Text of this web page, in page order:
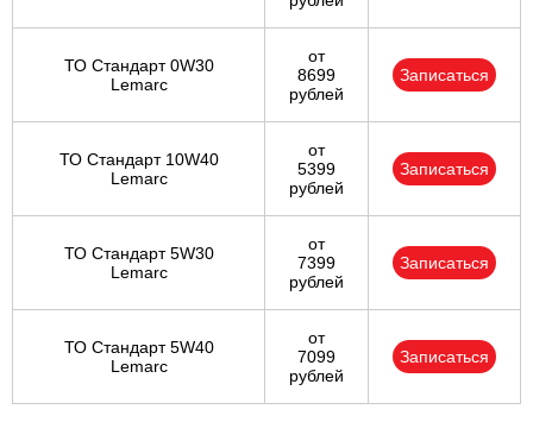
ТО Стандарт 0W30
Lemarc
от
8699
рублей
Записаться
ТО Стандарт 10W40
Lemarc
от
5399
рублей
Записаться
ТО Стандарт 5W30
Lemarc
от
7399
рублей
Записаться
ТО Стандарт 5W40
Lemarc
от
7099
рублей
Записаться